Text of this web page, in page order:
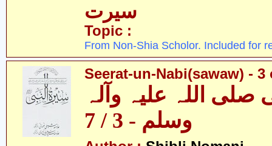
سیرت
Topic :
From Non-Shia Scholor. Included for
Seerat-un-Nabi(sawaw) - 3
صلی اللہ علیہ وآلہ
وسلم - 3 / 7